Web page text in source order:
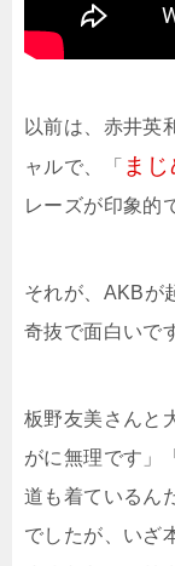
以前は、赤井英
ャルで、「 ま
レーズが印象的
それが、AKBが
奇抜で面白いで
板野友美さんと
がに無理です」
道も着ているん
でしたが、いざ